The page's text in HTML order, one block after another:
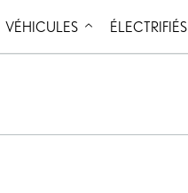
VÉHICULES ÉLECTRIFIÉS